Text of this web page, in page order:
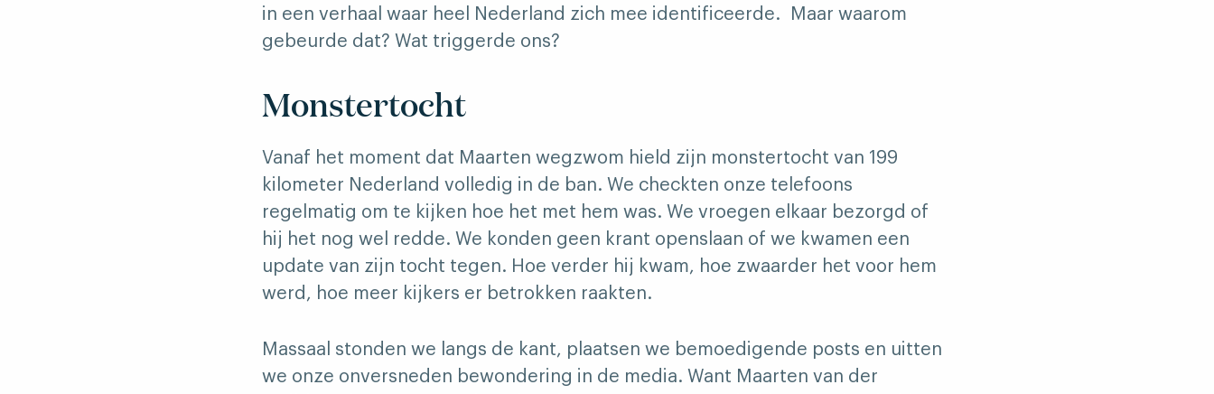
in een verhaal waar heel Nederland zich mee identificeerde. Maar waarom
gebeurde dat? Wat triggerde ons?
Monstertocht
Vanaf het moment dat Maarten wegzwom hield zijn monstertocht van 199
kilometer Nederland volledig in de ban. We checkten onze telefoons
regelmatig om te kijken hoe het met hem was. We vroegen elkaar bezorgd of
hij het nog wel redde. We konden geen krant openslaan of we kwamen een
update van zijn tocht tegen. Hoe verder hij kwam, hoe zwaarder het voor hem
werd, hoe meer kijkers er betrokken raakten.
Massaal stonden we langs de kant, plaatsen we bemoedigende posts en uitten
we onze onversneden bewondering in de media. Want Maarten van der